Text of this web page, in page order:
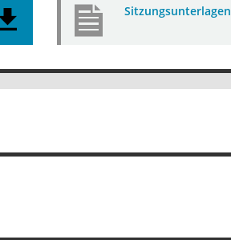
Sitzungsunterlagen